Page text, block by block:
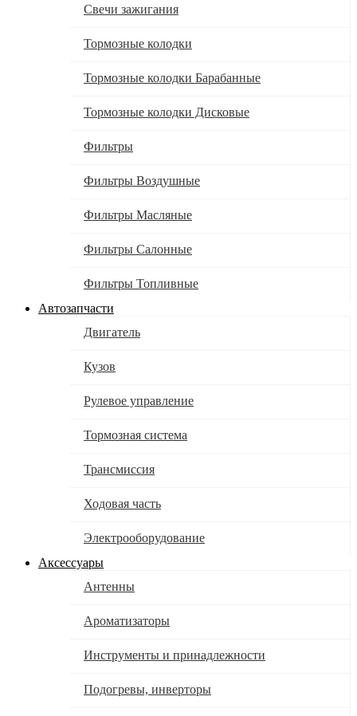
Свечи зажигания
Тормозные колодки
Тормозные колодки Барабанные
Тормозные колодки Дисковые
Фильтры
Фильтры Воздушные
Фильтры Масляные
Фильтры Салонные
Фильтры Топливные
Автозапчасти
Двигатель
Кузов
Рулевое управление
Тормозная система
Трансмиссия
Ходовая часть
Электрооборудование
Аксессуары
Антенны
Ароматизаторы
Инструменты и принадлежности
Подогревы, инверторы